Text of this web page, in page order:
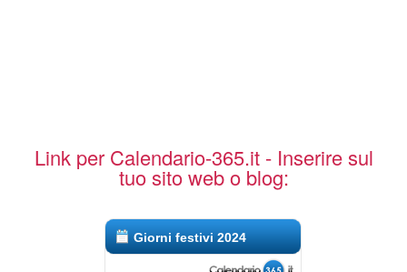
Link per Calendario-365.it - Inserire sul
tuo sito web o blog:
Giorni festivi 2024